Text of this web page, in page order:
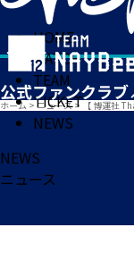
HOME
MATCH
TEAM
TICKET
NEWS
ホーム > ニュース> 【 博運社
NEWS
ニュース